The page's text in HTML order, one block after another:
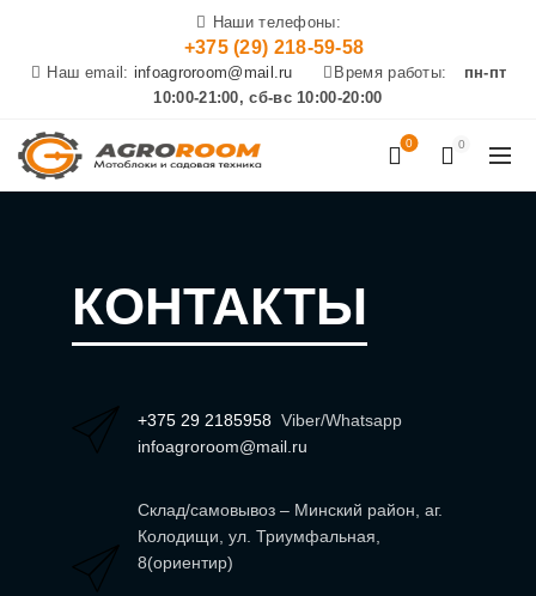
Наши телефоны:
+375 (29) 218-59-58
Наш email: infoagroroom@mail.ru Время работы:
пн-пт
10:00-21:00, сб-вс 10:00-20:00
0 0
КОНТАКТЫ
+375 29 2185958 Viber/Whatsapp
infoagroroom@mail.ru
Склад/самовывоз – Минский район, аг.
Колодищи, ул. Триумфальная,
8(ориентир)